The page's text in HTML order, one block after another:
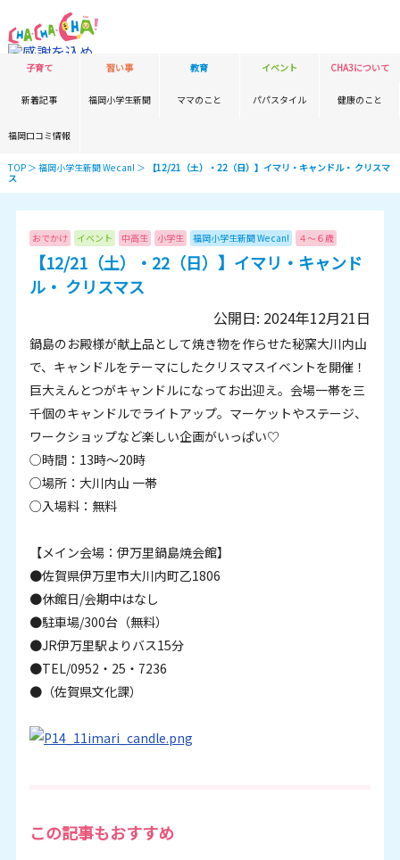
子育て 習い事 教育 イベント CHA3について
新着記事 福岡小学生新聞 ママのこと パパスタイル 健康のこと
福岡口コミ情報
TOP＞ 福岡小学生新聞 We can! ＞
【12/21（土）・22（日）】イマリ・キャンドル・ クリスマ
ス
おでかけ イベント 中高生 小学生 福岡小学生新聞 We can! ４～６歳
【12/21（土）・22（日）】イマリ・キャンド
ル・ クリスマス
公開日: 2024年12月21日
鍋島のお殿様が献上品として焼き物を作らせた秘窯大川内山
で、キャンドルをテーマにしたクリスマスイベントを開催！
巨大えんとつがキャンドルになってお出迎え。会場一帯を三
千個のキャンドルでライトアップ。マーケットやステージ、
ワークショップなど楽しい企画がいっぱい♡
○時間：13時～20時
○場所：大川内山 一帯
○入場料：無料
【メイン会場：伊万里鍋島焼会館】
●佐賀県伊万里市大川内町乙1806
●休館日/会期中はなし
●駐車場/300台（無料）
●JR伊万里駅よりバス15分
●TEL/0952・25・7236
●（佐賀県文化課）
この記事もおすすめ